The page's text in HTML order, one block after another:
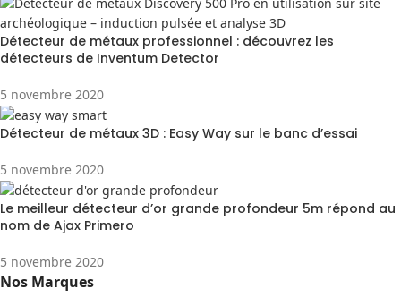
Détecteur de métaux professionnel : découvrez les
détecteurs de Inventum Detector
5 novembre 2020
Détecteur de métaux 3D : Easy Way sur le banc d’essai
5 novembre 2020
Le meilleur détecteur d’or grande profondeur 5m répond au
nom de Ajax Primero
5 novembre 2020
Nos Marques